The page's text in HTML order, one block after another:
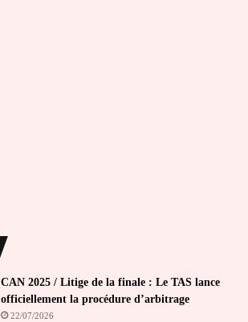
CAN 2025 / Litige de la finale : Le TAS lance
officiellement la procédure d’arbitrage
22/07/2026